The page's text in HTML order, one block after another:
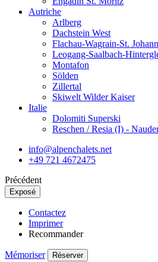
Autriche
Arlberg
Dachstein West
Flachau-Wagrain-St. Johann
Leogang-Saalbach-
Montafon
Sölden
Zillertal
Skiwelt Wilder Kaiser
Italie
Dolomiti Superski
Reschen / Resia (I) -
info@alpenchalets.net
+49 721 4672475
Précédent
Exposé
Contactez
Imprimer
Recommander
Mémoriser Réserver